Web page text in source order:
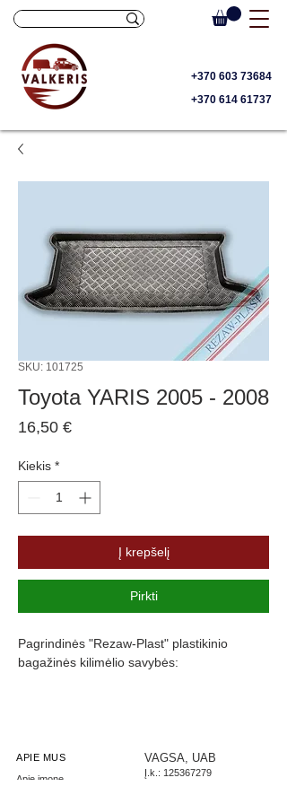
+370 603 73684
+370 614 61737
SKU: 101725
Toyota YARIS 2005 - 2008
16,50 €Price
Kiekis *
Į krepšelį
Pirkti
Pagrindinės "Rezaw-Plast" plastikinio
bagažinės kilimėlio savybės:
Pagamintas iš polietileno
Turi gofruotą paviršių
APIE MUS
Apie įmonę
VAGSA, UAB
Į.k.: 125367279